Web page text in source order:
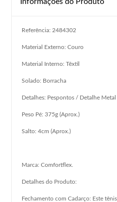
Referência: 2484302
Material Externo: Couro
Material Interno: Têxtil
Solado: Borracha
Detalhes: Pespontos / Detalhe Metal
Peso Pé: 375g (Aprox.)
Salto: 4cm (Aprox.)
Marca: Comfortflex.
Detalhes do Produto:
Fechamento com Cadarço: Este